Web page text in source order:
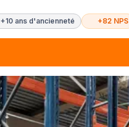
+10 ans d'ancienneté +82 NPS